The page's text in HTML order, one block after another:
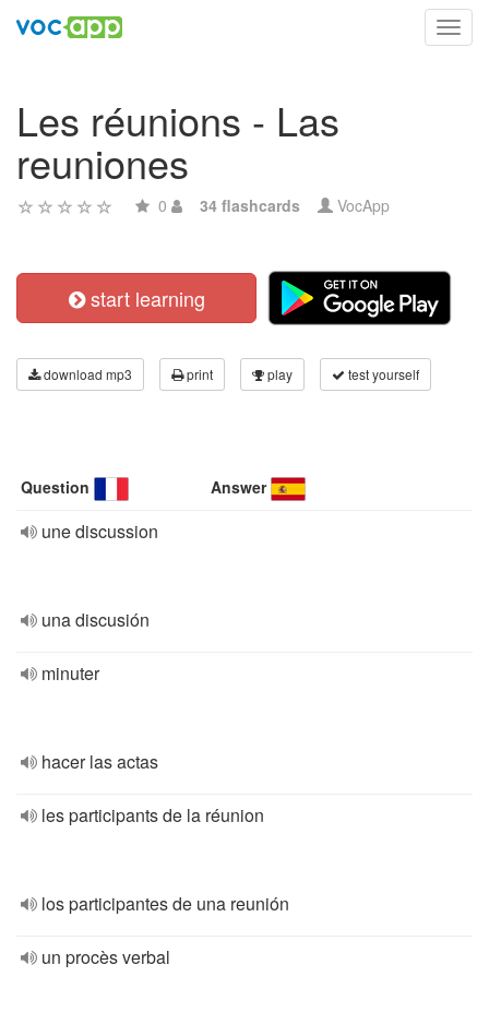
Les réunions - Las
reuniones
0 34 flashcards VocApp
start learning
download mp3 print play test yourself
Question Answer
une discussion
una discusión
minuter
hacer las actas
les participants de la réunion
los participantes de una reunión
un procès verbal